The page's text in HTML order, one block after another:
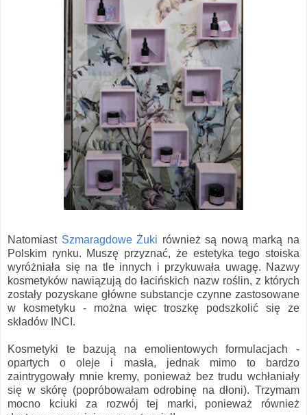
Natomiast Szmaragdowe Żuki również są nową marką na
Polskim rynku. Muszę przyznać, że estetyka tego stoiska
wyróżniała się na tle innych i przykuwała uwagę. Nazwy
kosmetyków nawiązują do łacińskich nazw roślin, z których
zostały pozyskane główne substancje czynne zastosowane
w kosmetyku - można więc troszkę podszkolić się ze
składów INCI.
Kosmetyki te bazują na emolientowych formulacjach -
opartych o oleje i masła, jednak mimo to bardzo
zaintrygowały mnie kremy, ponieważ bez trudu wchłaniały
się w skórę (popróbowałam odrobinę na dłoni). Trzymam
mocno kciuki za rozwój tej marki, ponieważ również